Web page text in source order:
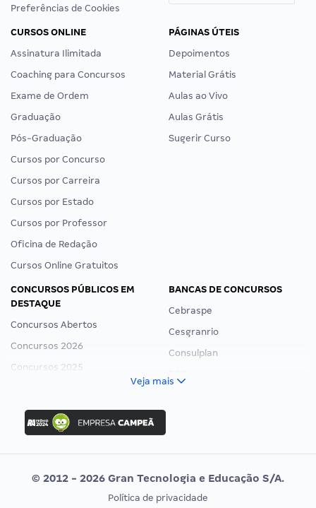
Preferências de Cookies
CURSOS ONLINE
Assinatura Ilimitada
Coaching para Concursos
Exame de Ordem
Graduação
Pós-Graduação
Cursos por Concurso
Cursos por Carreira
Cursos por Estado
Cursos por Professor
Oficina de Redação
Cursos Online Gratuitos
PÁGINAS ÚTEIS
Depoimentos
Material Grátis
Aulas ao Vivo
Aulas Grátis
Sugerir Curso
CONCURSOS PÚBLICOS EM
DESTAQUE
Concursos Abertos
Concursos 2026
Concursos 2025
Concurso Ibama
Concurso MPU
Editais publicados
BANCAS DE CONCURSOS
Cebraspe
Cesgranrio
Consulplan
Vunesp
CONCURSOS POR PROFISSÃO EXAME DE ORDEM
Veja mais
© 2012 - 2026 Gran Tecnologia e Educação S/A.
Política de privacidade